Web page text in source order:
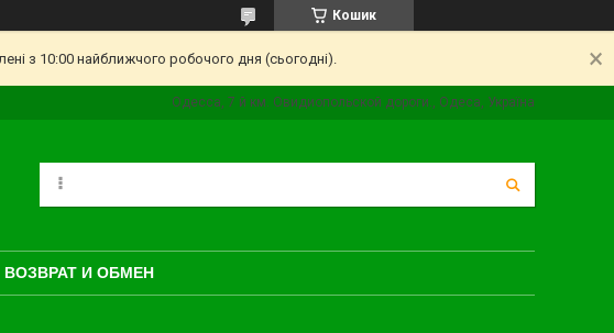
Кошик
з 10:00 найближчого робочого дня (сьогодні).
Одесса, 7 й км. Овидиопольской дороги., Одеса, Україна
ВОЗВРАТ И ОБМЕН